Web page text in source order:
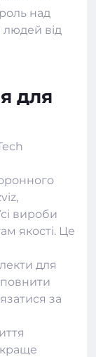
над
людей від
для
вироби
якості. Це
для
за